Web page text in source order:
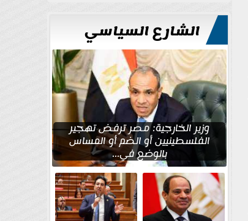
الشارع السياسي
وزير الخارجية: مصر ترفض تهجير
الفلسطينيين أو الضم أو المساس
بالوضع في...